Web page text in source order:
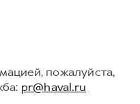
пожалуйста,
pr@haval.ru